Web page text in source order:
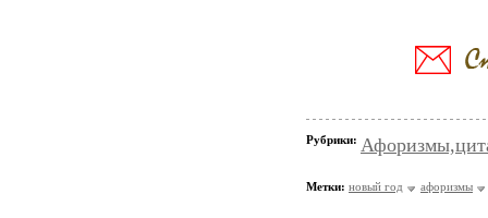
Рубрики:
Метки: новый год афоризмы